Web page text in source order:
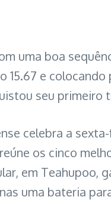
uma boa
15.67 e
seu
celebra a
os cinco
em
uma bateria